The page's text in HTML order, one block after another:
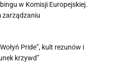
w Komisji Europejskiej.
zarządzaniu
Pride”, kult rezunów i
krzywd”